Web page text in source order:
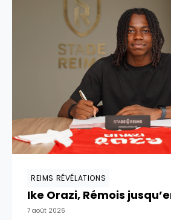
REIMS RÉVÉLATIONS
Ike Orazi, Rémois
7 août 2026